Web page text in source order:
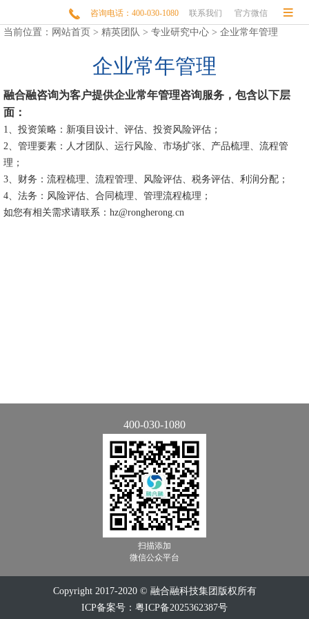
 咨询电话：400-030-1080 联系我们 官方微信 
当前位置： 网站首页 > 精英团队 > 专业研究中心 > 企业常年管理
企业常年管理
融合融咨询为客户提供企业常年管理咨询服务，包含以下层
面：
1、投资策略：新项目设计、评估、投资风险评估；
2、管理要素：人才团队、运行风险、市场扩张、产品梳理、流程管
理；
3、财务：流程梳理、流程管理、风险评估、税务评估、利润分配；
4、法务：风险评估、合同梳理、管理流程梳理；
如您有相关需求请联系：hz@rongherong.cn
400-030-1080
扫描添加
微信公众平台
Copyright 2017-2020 © 融合融科技集团版权所有
ICP备案号：粤ICP备2025362387号